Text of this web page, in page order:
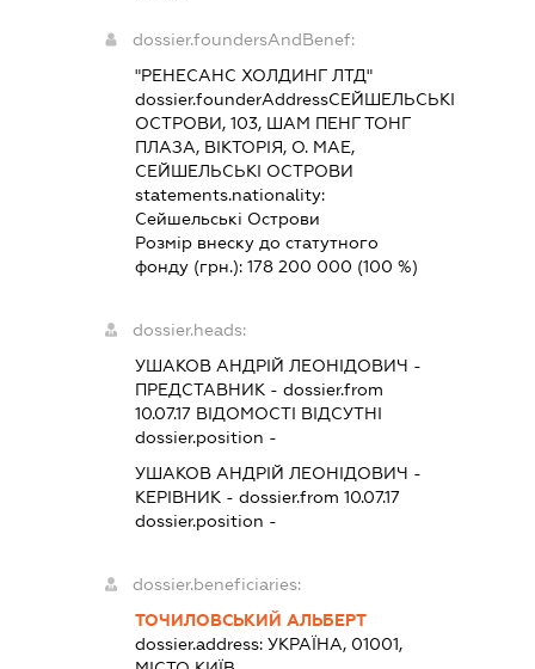
dossier.foundersAndBenef:
"РЕНЕСАНС ХОЛДИНГ ЛТД"
dossier.founderAddressСЕЙШЕЛЬСЬКІ
ОСТРОВИ, 103, ШАМ ПЕНГ ТОНГ
ПЛАЗА, ВІКТОРІЯ, О. МАЕ,
СЕЙШЕЛЬСЬКІ ОСТРОВИ
statements.nationality:
Сейшельські Острови
Розмір внеску до статутного
фонду (грн.):178 200 000 (100 %)
dossier.heads:
УШАКОВ АНДРІЙ ЛЕОНІДОВИЧ -
ПРЕДСТАВНИК - dossier.from
10.07.17 ВІДОМОСТІ ВІДСУТНІ
dossier.position -
УШАКОВ АНДРІЙ ЛЕОНІДОВИЧ -
КЕРІВНИК - dossier.from 10.07.17
dossier.position -
dossier.beneficiaries:
ТОЧИЛОВСЬКИЙ АЛЬБЕРТ
dossier.address:УКРАЇНА, 01001,